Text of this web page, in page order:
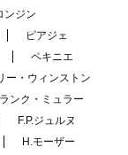
ンジン
ピアジェ
ペキニエ
ー・ウィンストン
ンク・ミュラー
F.P.ジュルヌ
H.モーザー